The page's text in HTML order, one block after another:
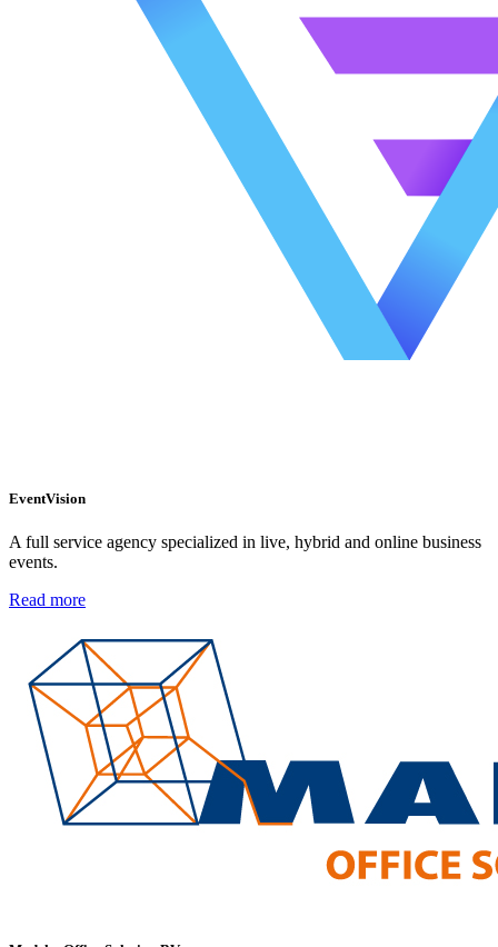
EventVision
A full service agency specialized in live, hybrid and online business
events.
Read more